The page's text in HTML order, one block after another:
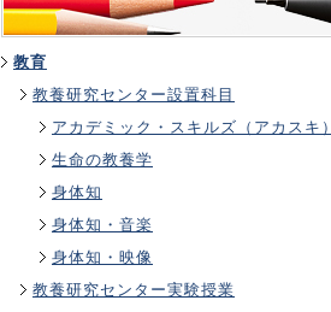
教育
教養研究センター設置科目
アカデミック・スキルズ（アカスキ）
生命の教養学
身体知
身体知・音楽
身体知・映像
教養研究センター実験授業